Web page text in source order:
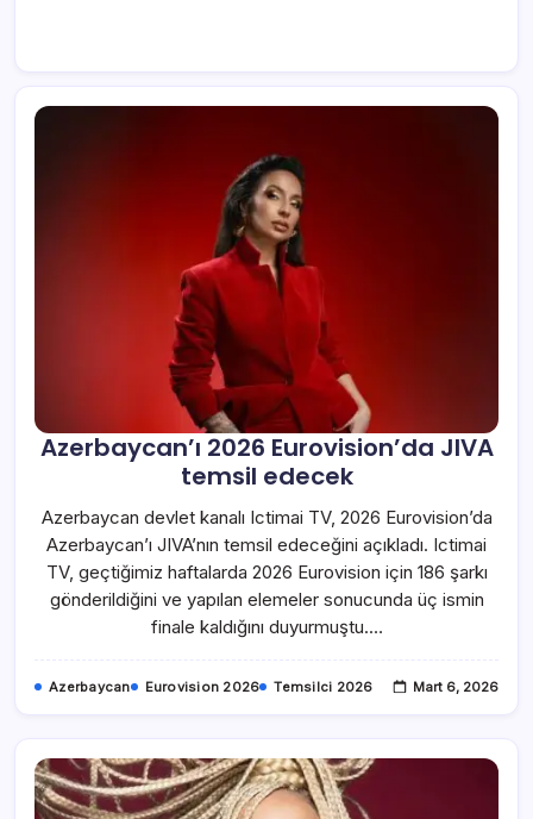
Azerbaycan’ı 2026 Eurovision’da JIVA
temsil edecek
Azerbaycan devlet kanalı Ictimai TV, 2026 Eurovision’da
Azerbaycan’ı JIVA’nın temsil edeceğini açıkladı. Ictimai
TV, geçtiğimiz haftalarda 2026 Eurovision için 186 şarkı
gönderildiğini ve yapılan elemeler sonucunda üç ismin
finale kaldığını duyurmuştu.…
Azerbaycan Eurovision 2026 Temsilci 2026 Mart 6, 2026